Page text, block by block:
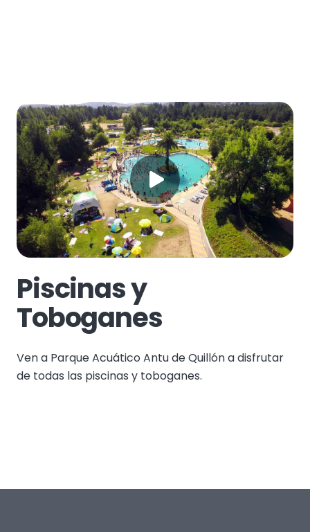
Piscinas y
Toboganes
Ven a Parque Acuático Antu de Quillón a disfrutar
de todas las piscinas y toboganes.